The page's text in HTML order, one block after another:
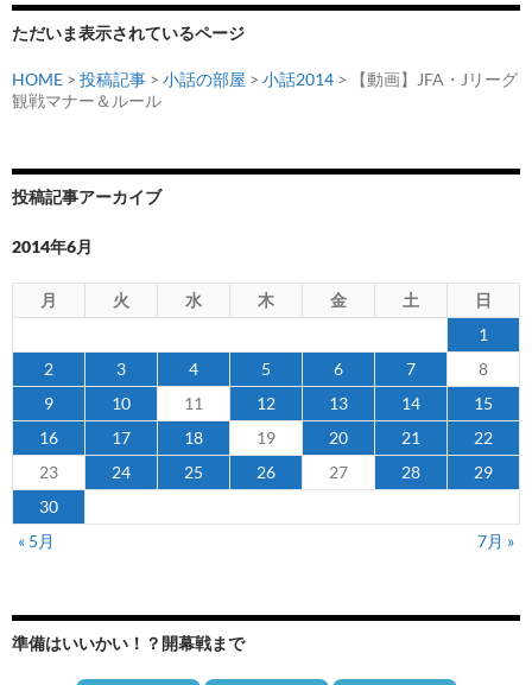
ョ
ン
ただいま表示されているページ
HOME > 投稿記事 > 小話の部屋 > 小話2014 > 【動画】JFA・Jリーグ
観戦マナー＆ルール
投稿記事アーカイブ
2014年6月
月 火 水 木 金 土
日
1
2
3 4 5 6 7
8
9
10 11 12 13 14
15
16
17 18 19 20 21
22
23
24 25 26 27 28
29
30
« 5月
7月 »
準備はいいかい！？開幕戦まで